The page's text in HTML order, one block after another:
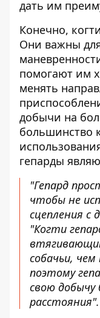
дать им
Конечно,
Они важны
помогают им
менять
добычи на
большинство
гепарды
"Гепард
чтобы не
сцепления с
"Когти
собачьи, чем
поэтому
свою
расстояния".